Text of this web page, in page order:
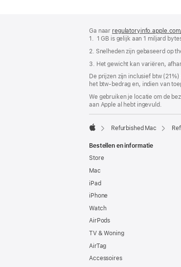
Ga naar
1. 1 GB is gelijk aan 1 miljard
2. Snelheden zijn gebaseerd op
3. Het gewicht kan variëren,
De prijzen zijn inclusief btw
het btw-bedrag en, indien van
We gebruiken je locatie om de
aan Apple al hebt ingevuld.
Refurbished Mac
Bestellen en informatie
Store
Mac
iPad
iPhone
Watch
AirPods
TV & Woning
AirTag
Accessoires